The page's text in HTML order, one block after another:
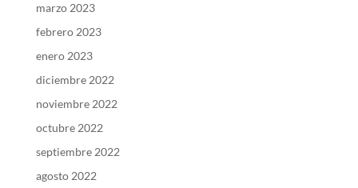
marzo 2023
febrero 2023
enero 2023
diciembre 2022
noviembre 2022
octubre 2022
septiembre 2022
agosto 2022